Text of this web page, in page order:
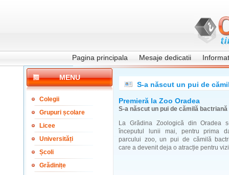
Pagina principala Mesaje dedicatii
MENU
Colegii
Grupuri școlare
Licee
Universități
Școli
Grădinițe
S-a născut un pui de
Premieră la Zoo Oradea
S-a născut un pui de cămilă bactriană
La Grădina Zoologică din Oradea
începutul lunii mai, pentru prima
parcului zoo, un pui de cămilă
care a devenit deja o atracție pentru